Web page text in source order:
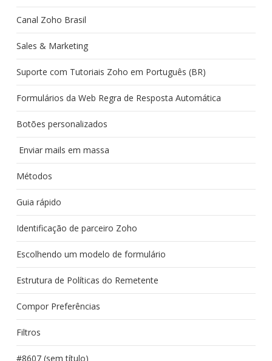
Canal Zoho Brasil
Sales & Marketing
Suporte com Tutoriais Zoho em Português (BR)
Formulários da Web Regra de Resposta Automática
Botões personalizados
Enviar mails em massa
Métodos
Guia rápido
Identificação de parceiro Zoho
Escolhendo um modelo de formulário
Estrutura de Políticas do Remetente
Compor Preferências
Filtros
#8607 (sem título)